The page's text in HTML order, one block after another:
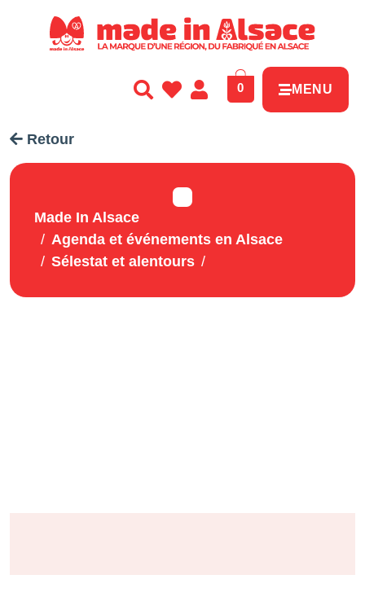
0 MENU
Retour
Made In Alsace
Agenda et événements en Alsace
Sélestat et alentours